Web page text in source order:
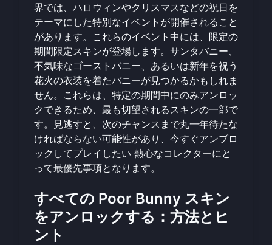
界では、ハロウィンやクリスマスなどの祝日を
テーマにした特別なイベントが開催されること
があります。これらのイベント中には、限定の
期間限定スキンが登場します。サンタバニー、
不気味なゴーストバニー、あるいは新年を祝う
花火の衣装を着たバニーが見つかるかもしれま
せん。これらは、特定の期間中にのみアンロッ
クできるため、最も切望されるスキンの一部で
す。見逃すと、次のチャンスまで丸一年待たな
ければならない可能性があり、 今すぐアンブロ
ックしてプレイしたい 熱心なコレクターにと
って最優先事項となります。
すべての Poor Bunny スキン
をアンロックする：方法とヒ
ント